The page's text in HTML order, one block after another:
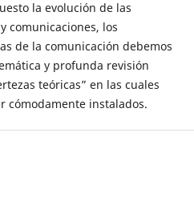
la evolución de las
comunicaciones, los
de la comunicación debemos
y profunda revisión
teóricas” en las cuales
cómodamente instalados.